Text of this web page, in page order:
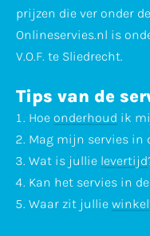
prijzen die ver onder
Onlineservies.nl is
V.O.F. te Sliedrecht.
Tips van de
Hoe onderhoud ik
Mag mijn servies in
Wat is jullie levertijd
Kan het servies in de
Waar zit jullie winkel